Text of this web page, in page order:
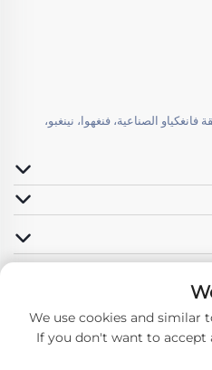
فانغكياو الصناعية، فنغهوا، نينغبو،
We use cookies and similar
If you don't want to accept